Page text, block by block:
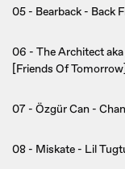
05 - Bearback - Back
06 - The Architect
[Friends Of Tomorrow]
07 - Özgür Can -
08 - Miskate - Lil